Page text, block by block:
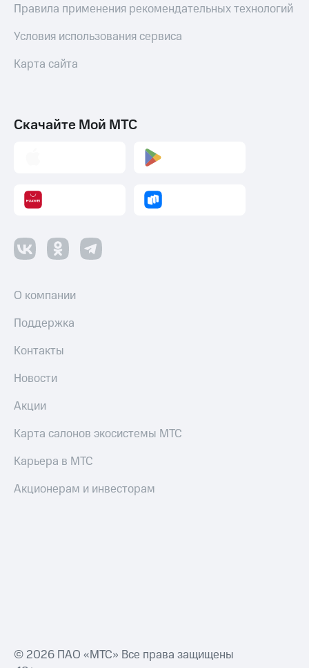
Правила применения рекомендательных технологий
Условия использования сервиса
Карта сайта
Скачайте Мой МТС
О компании
Поддержка
Контакты
Новости
Акции
Карта салонов экосистемы МТС
Карьера в МТС
Акционерам и инвесторам
© 2026 ПАО «МТС» Все права защищены